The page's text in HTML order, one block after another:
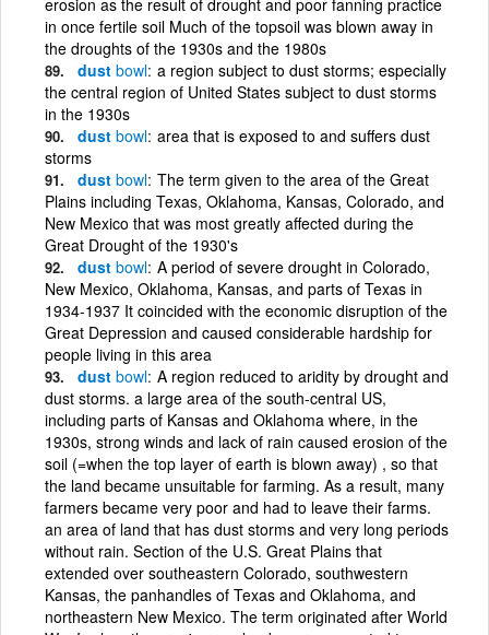
in once fertile soil Much of the topsoil was blown away in
the droughts of the 1930s and the 1980s
dust bowl a region subject to dust storms; especially
the central region of United States subject to dust storms
in the 1930s
dust bowl area that is exposed to and suffers dust
storms
dust bowl The term given to the area of the Great
Plains including Texas, Oklahoma, Kansas, Colorado, and
New Mexico that was most greatly affected during the
Great Drought of the 1930's
dust bowl A period of severe drought in Colorado,
New Mexico, Oklahoma, Kansas, and parts of Texas in
1934-1937 It coincided with the economic disruption of the
Great Depression and caused considerable hardship for
people living in this area
dust bowl A region reduced to aridity by drought and
dust storms. a large area of the south-central US,
including parts of Kansas and Oklahoma where, in the
1930s, strong winds and lack of rain caused erosion of the
soil (=when the top layer of earth is blown away) , so that
the land became unsuitable for farming. As a result, many
farmers became very poor and had to leave their farms.
an area of land that has dust storms and very long periods
without rain. Section of the U.S. Great Plains that
extended over southeastern Colorado, southwestern
Kansas, the panhandles of Texas and Oklahoma, and
northeastern New Mexico. The term originated after World